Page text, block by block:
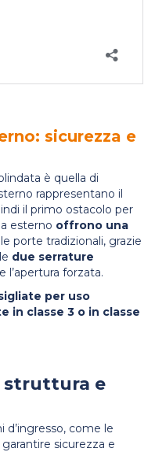
sicurezza e
è quella di
rappresentano il
il primo ostacolo per
esterno offrono una
porte tradizionali, grazie
due serrature
l’apertura forzata.
per uso
in classe 3 o in classe
struttura e
d’ingresso, come le
sicurezza e